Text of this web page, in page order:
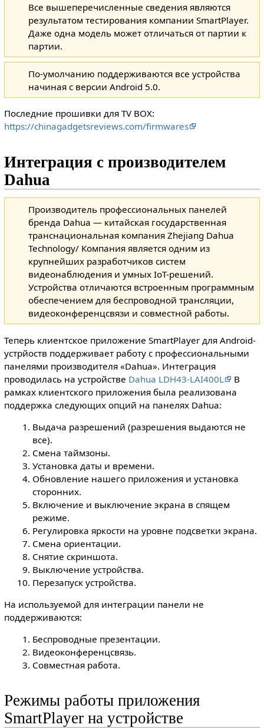
Все вышеперечисленные сведения являются
результатом тестирования компании SmartPlayer.
Даже одна модель может отличаться от партии к
партии.
По-умолчанию поддерживаются все устройства
начиная с версии Android 5.0.
Последние прошивки для TV BOX:
https://chinagadgetsreviews.com/firmwares
Интеграция с производителем
Dahua
Производитель профессиональных панелей
бренда Dahua — китайская государственная
транснациональная компания Zhejiang Dahua
Technology/ Компания является одним из
крупнейших разработчиков систем
видеонаблюдения и умных IoT-решений.
Устройства отличаются встроенным программным
обеспечением для беспроводной трансляции,
видеоконференцсвязи и совместной работы.
Теперь клиентское приложение SmartPlayer для Android-
устрйоств поддерживает работу с профессиональными
панелями производителя «Dahua». Интеграция
проводилась на устройстве Dahua LDH43-LAI400L
В
рамках клиентского приложения была реализована
поддержка следующих опций на панелях Dahua:
Выдача разрешений (разрешения выдаются не
все).
Смена таймзоны.
Установка даты и времени.
Обновление нашего приложения и установка
сторонних.
Включение и выключение экрана в спящем
режиме.
Регулировка яркости на уровне подсветки экрана.
Смена ориентации.
Снятие скриншота.
Выключение устройства.
Перезапуск устройства.
На используемой для интеграции панели не
поддерживаются:
Беспроводные презентации.
Видеоконференцсвязь.
Совместная работа.
Режимы работы приложения
SmartPlayer на устройстве